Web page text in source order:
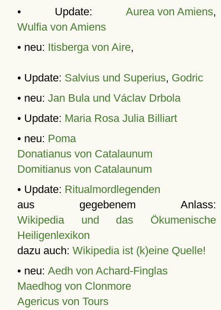
• Update: Aurea von Amiens,
Wulfia von Amiens
• neu: Itisberga von Aire,
• Update: Salvius und Superius, Godric
• neu: Jan Bula und Václav Drbola
• Update: Maria Rosa Julia Billiart
• neu: Poma
Donatianus von Catalaunum
Domitianus von Catalaunum
• Update: Ritualmordlegenden
aus gegebenem Anlass:
Wikipedia und das Ökumenische
Heiligenlexikon
dazu auch: Wikipedia ist (k)eine Quelle!
• neu: Aedh von Achard-Finglas
Maedhog von Clonmore
Agericus von Tours